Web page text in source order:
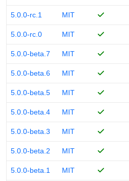
5.0.0-rc.1 MIT
5.0.0-rc.0 MIT
5.0.0-beta.7 MIT
5.0.0-beta.6 MIT
5.0.0-beta.5 MIT
5.0.0-beta.4 MIT
5.0.0-beta.3 MIT
5.0.0-beta.2 MIT
5.0.0-beta.1 MIT